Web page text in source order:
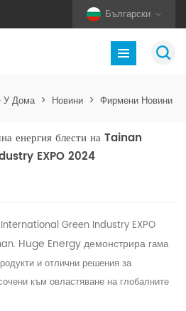
Български
У Дома > Новини > Фирмени Новини
енергия блести на Tainan
EXPO 2024
Green Industry EXPO
Huge Energy демонстрира гама
и отлични решения за
към овластяване на глобалните